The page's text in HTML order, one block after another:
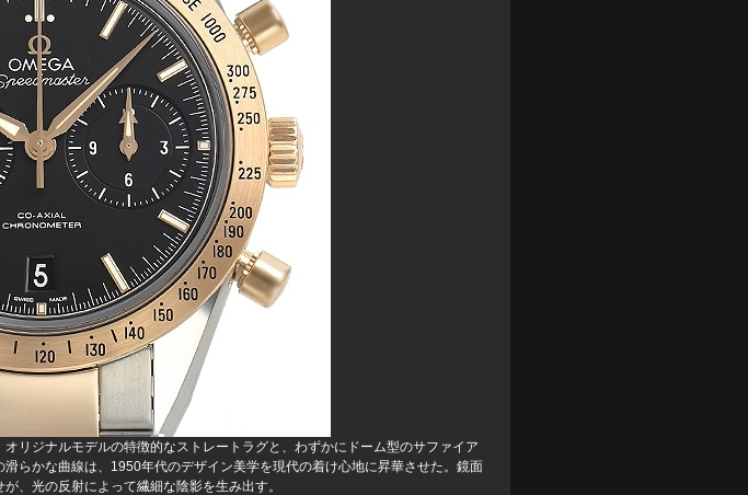
リジナルモデルの特徴的なストレートラグと、わずかにドーム型のサファイア
らかな曲線は、1950年代のデザイン美学を現代の着け心地に昇華させた。鏡面
、光の反射によって繊細な陰影を生み出す。